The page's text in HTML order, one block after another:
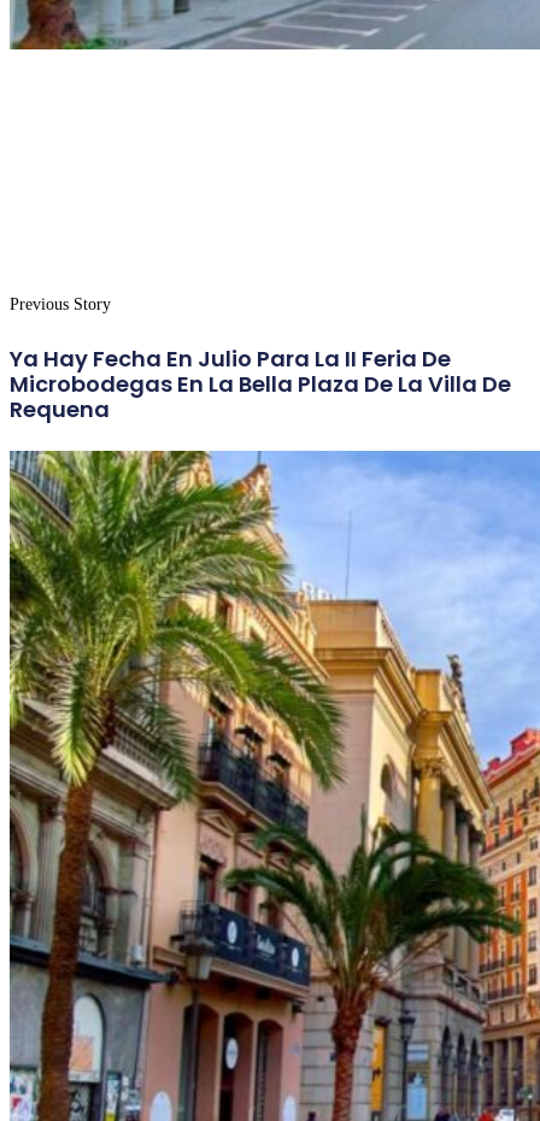
Previous Story
Ya Hay Fecha En Julio Para La II Feria De
Microbodegas En La Bella Plaza De La Villa De
Requena